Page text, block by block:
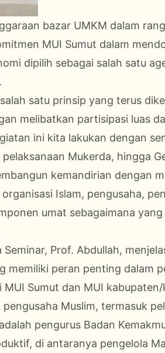
bazar UMKM dalam
MUI Sumut dalam
dipilih sebagai salah satu
satu prinsip yang terus
melibatkan partisipasi luas
ini kita lakukan dengan
Mukerda, hingga
kemandirian dengan
Islam, pengusaha,
umat sebagaimana
Seminar, Prof. Abdullah,
memiliki peran penting dalam
Sumut dan MUI
Muslim, termasuk
pengurus Badan
di antaranya pengelola